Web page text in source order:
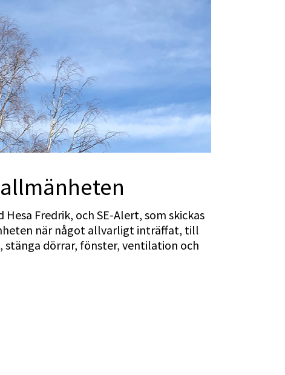
Fredrik, och SE-Alert, som skickas
när något allvarligt inträffat, till
stänga dörrar, fönster, ventilation och